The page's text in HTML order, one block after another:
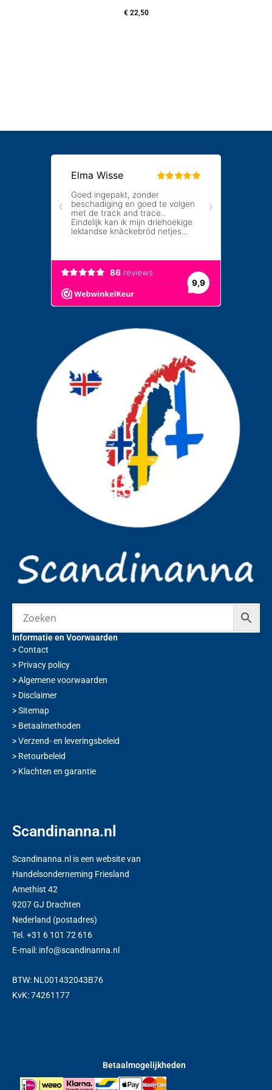
€22,50
Informatie en Voorwaarden
>Contact
> Privacy policy
>Algemene voorwaarden
> Disclaimer
>Sitemap
> Betaalmethoden
>Verzend- en leveringsbeleid
> Retourbeleid
> Klachten en garantie
Scandinanna.nl
Scandinanna.nl is een website van
Handelsonderneming Friesland
Amethist 42
9207 GJ Drachten
Nederland (postadres)
Tel. +31 6 101 72 616
E-mail: info@scandinanna.nl
BTW: NL001432043B76
KvK: 74261177
Betaalmogelijkheden